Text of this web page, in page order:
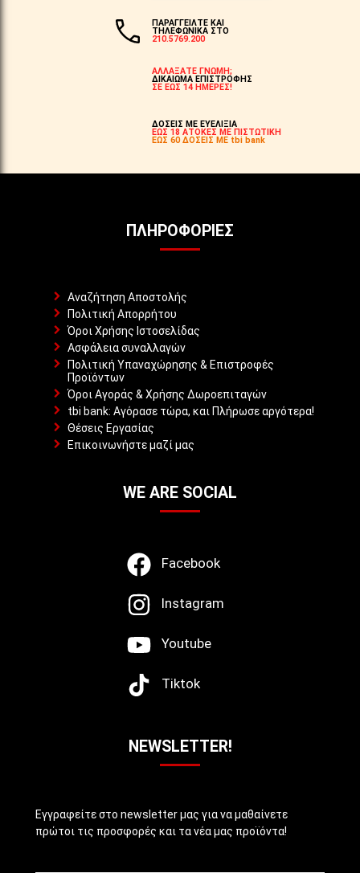
ΠΑΡΑΓΓΕΙΛΤΕ ΚΑΙ
ΤΗΛΕΦΩΝΙΚΑ ΣΤΟ
210.5769.200
ΑΛΛΑΞΑΤΕ ΓΝΩΜΗ;
ΔΙΚΑΙΩΜΑ ΕΠΙΣΤΡΟΦΗΣ
ΣΕ ΕΩΣ 14 ΗΜΕΡΕΣ!
ΔΟΣΕΙΣ ΜΕ ΕΥΕΛΙΞΙΑ
ΕΩΣ 18 ΑΤΟΚΕΣ ΜΕ ΠΙΣΤΩΤΙΚΗ
ΕΩΣ 60 ΔΟΣΕΙΣ ΜΕ tbi bank
ΠΛΗΡΟΦΟΡΊΕΣ
Αναζήτηση Αποστολής
Πολιτική Απορρήτου
Όροι Χρήσης Ιστοσελίδας
Ασφάλεια συναλλαγών
Πολιτική Υπαναχώρησης & Επιστροφές
Προϊόντων
Όροι Αγοράς & Χρήσης Δωροεπιταγών
tbi bank: Αγόρασε τώρα, και Πλήρωσε αργότερα!
Θέσεις Εργασίας
Επικοινωνήστε μαζί μας
WE ARE SOCIAL
Facebook
Instagram
Youtube
Tiktok
NEWSLETTER!
Εγγραφείτε στο newsletter μας για να μαθαίνετε
πρώτοι τις προσφορές και τα νέα μας προϊόντα!